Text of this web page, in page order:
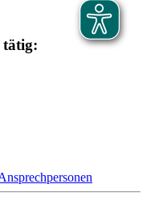
tätig: